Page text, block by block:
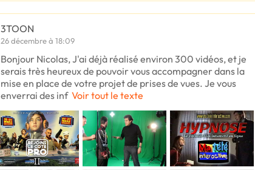
3TOON
26 décembre à 18:09
Bonjour Nicolas, J'ai déjà réalisé environ 300 vidéos, et je
serais très heureux de pouvoir vous accompagner dans la
mise en place de votre projet de prises de vues. Je vous
enverrai des inf Voir tout le texte